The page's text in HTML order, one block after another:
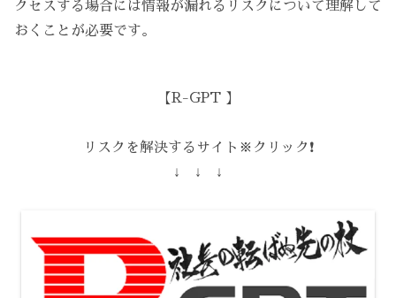
クセスする場合には情報が漏れるリスクについて理解して
おくことが必要です。
【R-GPT 】
リスクを解決するサイト※クリック❗️
↓ ↓ ↓